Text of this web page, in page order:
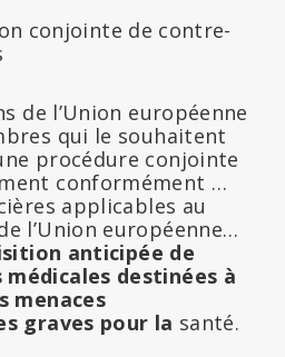
conjointe de contre-
de l’Union européenne
qui le souhaitent
procédure conjointe
conformément …
applicables au
l’Union européenne…
anticipée de
destinées à
menaces
graves pour la santé.